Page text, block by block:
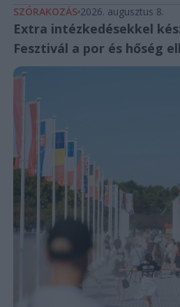
SZÓRAKOZÁS 2026. augusztus 8.
Extra intézkedésekkel
Fesztivál a por és hőség